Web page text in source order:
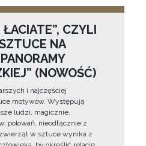
CZYLI
NA
(NOWOŚĆ)
i najczęściej
motywów. Występują
ludzi, magicznie,
polowań, nieodłącznie z
w sztuce wynika z